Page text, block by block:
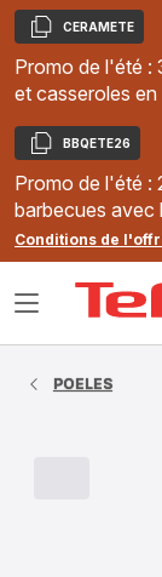
Copier
CERAMETE
Promo de l'été :
et casseroles
Copier
BBQETE26
Promo de l'été :
barbecues avec
Conditions de
Ouvrir
POELES